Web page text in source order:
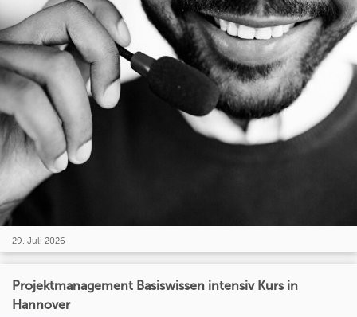
29. Juli 2026
Projektmanagement Basiswissen intensiv Kurs in
Hannover